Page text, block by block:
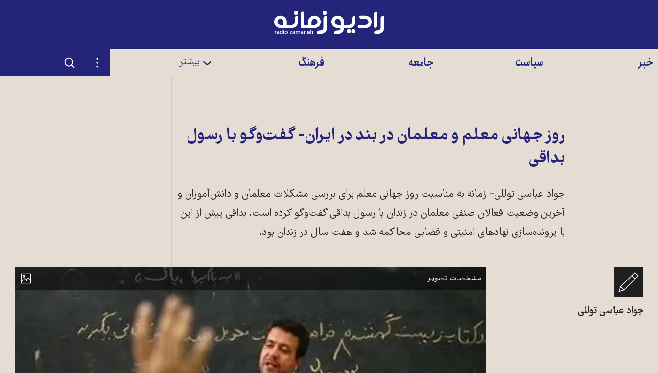
رادیو
زمانه
خبر سیاست جامعه فرهنگ بیشتر تنظیمات جستجو
روز جهانی معلم و معلمان در بند در ایران- گفت‌و‌گو با رسول
بداقی
جواد عباسی توللی- زمانه به مناسبت روز جهانی معلم برای بررسی مشکلات معلمان و دانش‌آموزان و
آخرین وضعیت فعالان صنفی معلمان در زندان با رسول بداقی گفت‌و‌گو کرده است. بداقی پیش‌ از این
با پرونده‌سازی نهادهای امنیتی و قضایی محاکمه شد و هفت سال در زندان بود.
جواد عباسی توللی
نمایش
مشخصات تصویر